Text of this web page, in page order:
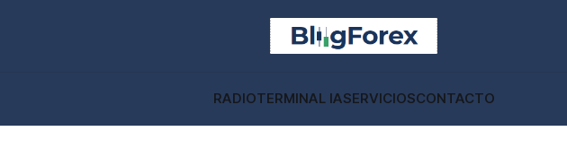
RADIOTERMINAL IASERVICIOSCONTACTO